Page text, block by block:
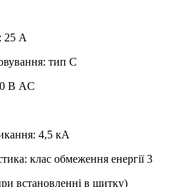
25 А
тип C
В AC
4,5 кА
клас обмеження енергії 3
встановленні в щитку)